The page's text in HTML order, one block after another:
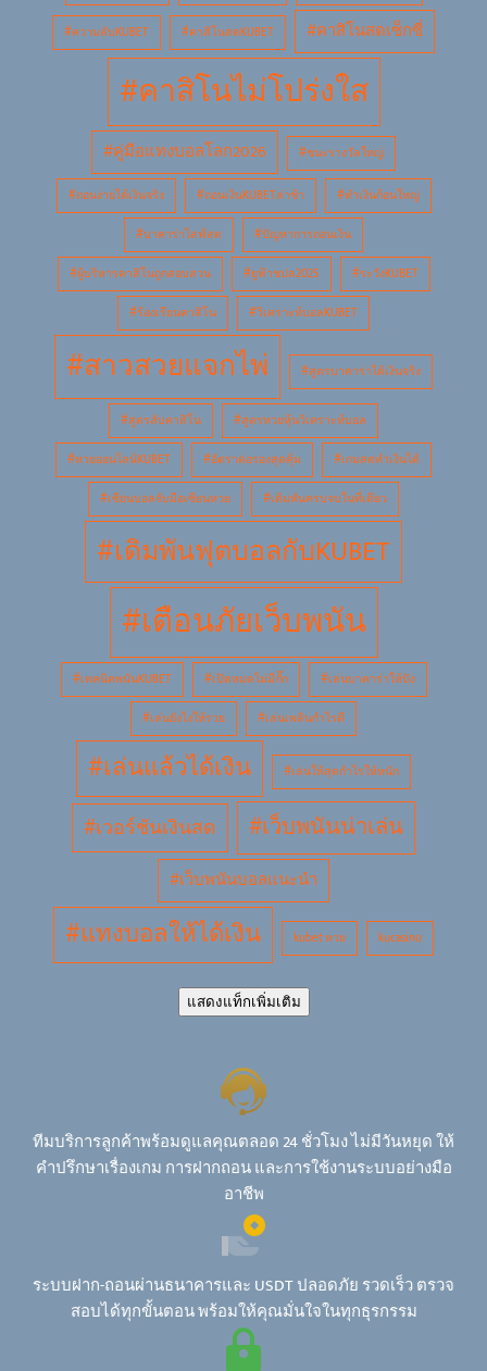
#ความลับKUBET #คาสิโนสดKUBET #คาสิโนสดเซ็กซี่
#คาสิโนไม่โปร่งใส
#คู่มือแทงบอลโลก2026 #ชนะรางวัลใหญ่
#ถอนง่ายได้เงินจริง #ถอนเงินKUBETล่าช้า
#ทำเงินก้อนใหญ่
#บาคาร่าไลฟ์สด
#ปัญหาการถอนเงิน
#ผู้บริหารคาสิโนถูกสอบสวน
#ยูฟ้าชปล2025
#ระวังKUBET
#ร้องเรียนคาสิโน
#วิเคราะห์บอลKUBET
#สาวสวยแจกไพ่ #สูตรบาคาร่าได้เงินจริง
#สูตรลับคาสิโน
#สูตรหวยหุ้นวิเคราะห์บอล
#หวยออนไลน์KUBET
#อัตราต่อรองสุดคุ้ม
#เกมสดทำเงินได้
#เซียนบอลจับมือเซียนหวย
#เดิมพันครบจบในที่เดียว
#เดิมพันฟุตบอลกับKUBET
#เตือนภัยเว็บพนัน
#เทคนิคพนันKUBET #เปิดหมดไม่มีกั๊ก
#เล่นบาคาร่าให้ปัง
#เล่นยังไงให้รวย
#เล่นเพลินกำไรดี
#เล่นแล้วได้เงิน #เล่นให้สุดกำไรให้หนัก
#เวอร์ชันเงินสด #เว็บพนันน่าเล่น
#เว็บพนันบอลแนะนำ
#แทงบอลให้ได้เงิน kubet หวย kucasino
แสดงแท็กเพิ่มเติม
ทีมบริการลูกค้าพร้อมดูแลคุณตลอด 24 ชั่วโมง ไม่มีวันหยุด ให้
คำปรึกษาเรื่องเกม การฝากถอน และการใช้งานระบบอย่างมือ
อาชีพ
ระบบฝาก-ถอนผ่านธนาคารและ USDT ปลอดภัย รวดเร็ว ตรวจ
สอบได้ทุกขั้นตอน พร้อมให้คุณมั่นใจในทุกธุรกรรม